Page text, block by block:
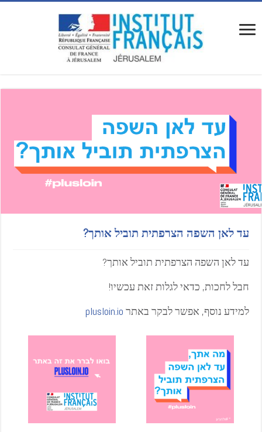
עד לאן השפה הצרפתית תוביל אותך?
עד לאן השפה הצרפתית תוביל אותך?
חבל לחכות, כדאי לגלות זאת עכשיו!
למידע נוסף, אפשר לבקר באתר plusloin.io